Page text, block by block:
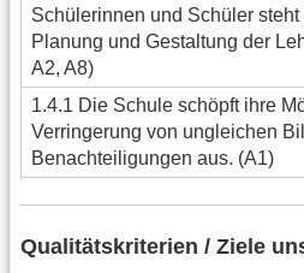
Schülerinnen und Schüler
Planung und Gestaltung der
A2, A8)
1.4.1 Die Schule schöpft ihre
Verringerung von ungleichen
Benachteiligungen aus. (A1)
Qualitätskriterien / Ziele